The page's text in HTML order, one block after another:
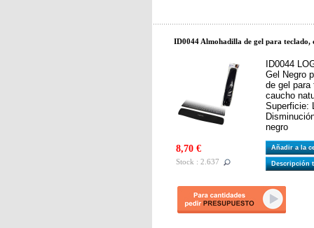
ID0044 Almohadilla de gel para teclado,
ID0044
Gel Negro
de gel para
caucho
Superficie:
negro
8,70 €
Stock : 2.637
Añadir a la
Descripción